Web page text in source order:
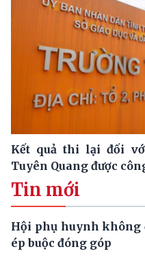
Kết quả thi lại đối
Tuyên Quang được
Tin mới
Hội phụ huynh không
ép buộc đóng góp